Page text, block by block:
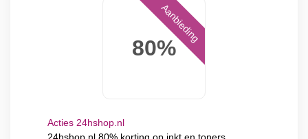
80%
Aanbieding
Acties 24hshop.nl